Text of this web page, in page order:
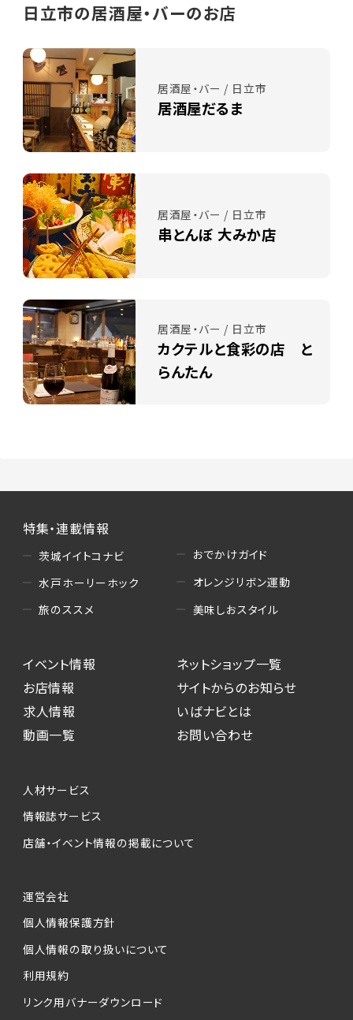
日立市の居酒屋・バーのお店
居酒屋・バー / 日立市
居酒屋だるま
居酒屋・バー / 日立市
串とんぼ 大みか店
居酒屋・バー / 日立市
カクテルと食彩の店 と
らんたん
特集・連載情報
茨城イイトコナビ
水戸ホーリーホック
旅のススメ
おでかけガイド
オレンジリボン運動
美味しおスタイル
イベント情報
お店情報
求人情報
動画一覧
ネットショップ一覧
サイトからのお知らせ
いばナビとは
お問い合わせ
人材サービス
情報誌サービス
店舗・イベント情報の掲載について
運営会社
個人情報保護方針
個人情報の取り扱いについて
利用規約
リンク用バナーダウンロード